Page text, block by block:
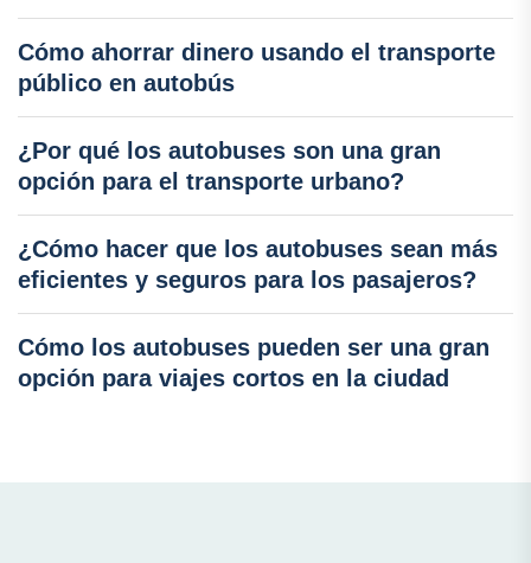
Cómo ahorrar dinero usando el transporte
público en autobús
¿Por qué los autobuses son una gran
opción para el transporte urbano?
¿Cómo hacer que los autobuses sean más
eficientes y seguros para los pasajeros?
Cómo los autobuses pueden ser una gran
opción para viajes cortos en la ciudad